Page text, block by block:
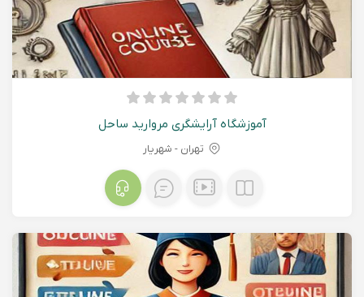
آموزشگاه آرایشگری مروارید ساحل
تهران - شهريار